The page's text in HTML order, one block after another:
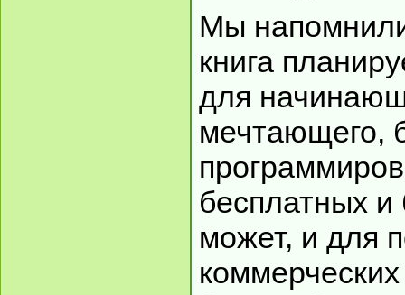
Мы
книга
для
мечтающего,
бесплатных и
может, и для